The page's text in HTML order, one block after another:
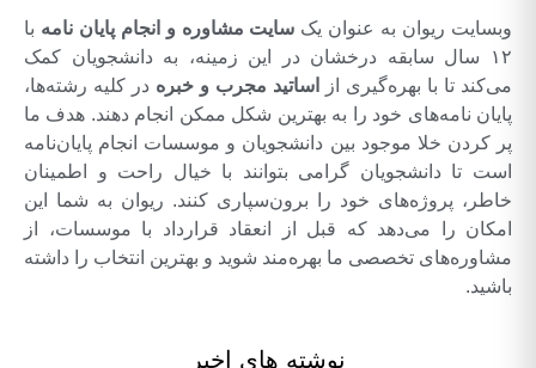
وبسایت ریوان به عنوان یک سایت مشاوره و انجام پایان نامه با
۱۲ سال سابقه درخشان در این زمینه، به دانشجویان کمک
می‌کند تا با بهره‌گیری از
اساتید مجرب و خبره در کلیه رشته‌ها،
پایان نامه‌های خود را به بهترین شکل ممکن انجام دهند. هدف ما
پر کردن خلا موجود بین دانشجویان و موسسات انجام پایان‌نامه
است تا دانشجویان گرامی بتوانند با خیال راحت و اطمینان
خاطر، پروژه‌های خود را برون‌سپاری کنند. ریوان به شما این
امکان را می‌دهد که قبل از انعقاد قرارداد با موسسات، از
مشاوره‌های تخصصی ما بهره‌مند شوید و بهترین انتخاب را داشته
باشید.
نوشته های اخیر